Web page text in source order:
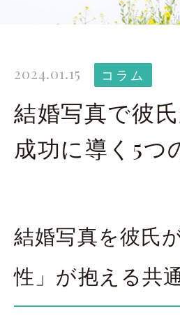
Gallery
Costume
2024.01.15 コラム
結婚写真で彼
成功に導く5
結婚写真を彼氏
性」が抱える共